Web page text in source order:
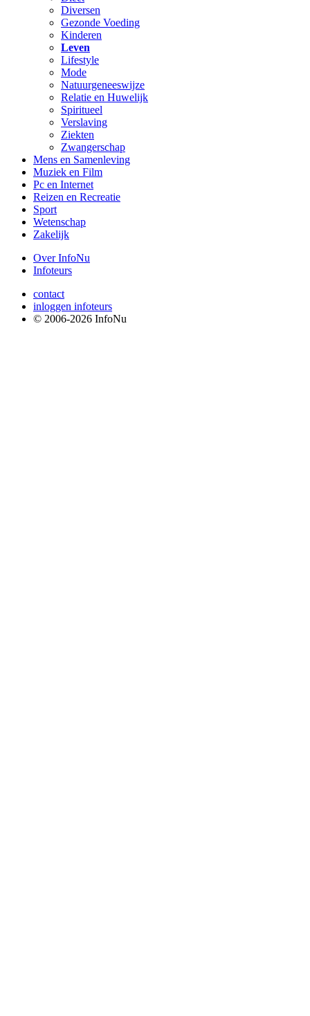
Diversen
Gezonde Voeding
Kinderen
Leven
Lifestyle
Mode
Natuurgeneeswijze
Relatie en Huwelijk
Spiritueel
Verslaving
Ziekten
Zwangerschap
Mens en Samenleving
Muziek en Film
Pc en Internet
Reizen en Recreatie
Sport
Wetenschap
Zakelijk
Over InfoNu
Infoteurs
contact
inloggen infoteurs
© 2006-2026 InfoNu